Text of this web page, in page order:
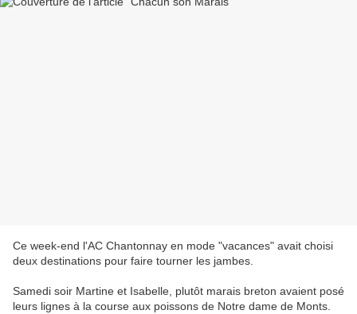
Ce week-end l'AC Chantonnay en mode "vacances" avait choisi
deux destinations pour faire tourner les jambes.
Samedi soir Martine et Isabelle, plutôt marais breton avaient posé
leurs lignes à la course aux poissons de Notre dame de Monts.